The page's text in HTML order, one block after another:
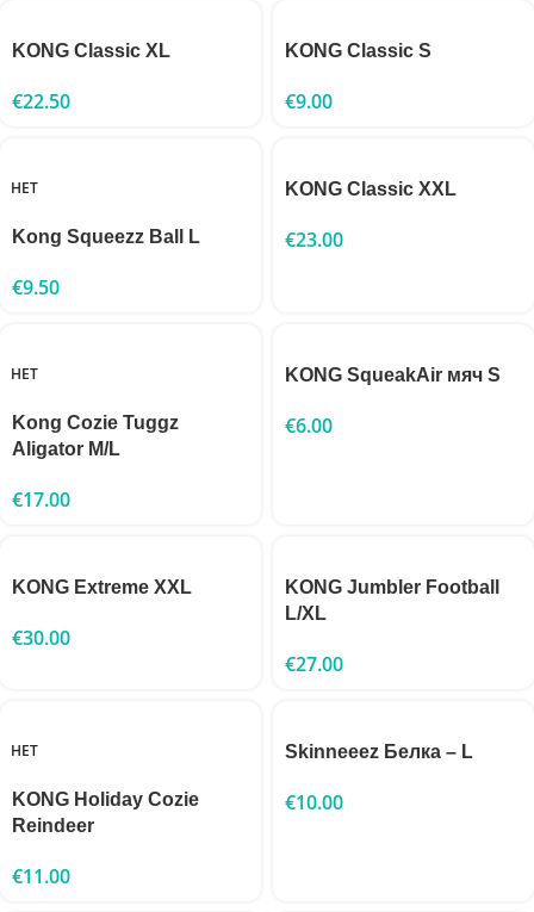
KONG Classic XL
€22.50
KONG Classic S
€9.00
НЕТ
Kong Squeezz Ball L
€9.50
KONG Classic XXL
€23.00
НЕТ
Kong Cozie Tuggz
Aligator M/L
€17.00
KONG SqueakAir мяч S
€6.00
KONG Extreme XXL
€30.00
KONG Jumbler Football
L/XL
€27.00
НЕТ
KONG Holiday Cozie
Reindeer
€11.00
Skinneeez Белка – L
€10.00